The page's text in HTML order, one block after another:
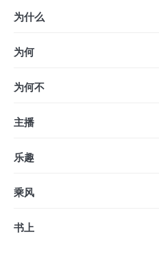
为什么
为何
为何不
主播
乐趣
乘风
书上